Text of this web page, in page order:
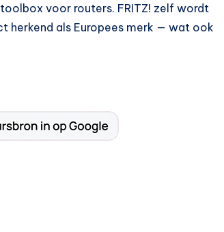
voor routers. FRITZ! zelf wordt
herkend als Europees merk — wat ook